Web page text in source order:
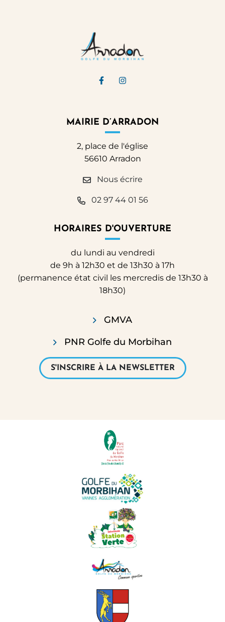
Lien vers le compte Facebook
Lien vers le compte
MAIRIE D’ARRADON
2, place de l'église
56610 Arradon
Nous écrire
02 97 44 01 56
HORAIRES D'OUVERTURE
du lundi au vendredi
de 9h à 12h30 et de 13h30 à 17h
(permanence état civil les mercredis de 13h30 à
18h30)
GMVA
PNR Golfe du Morbihan
S'INSCRIRE À LA NEWSLETTER
PARTENAIRES